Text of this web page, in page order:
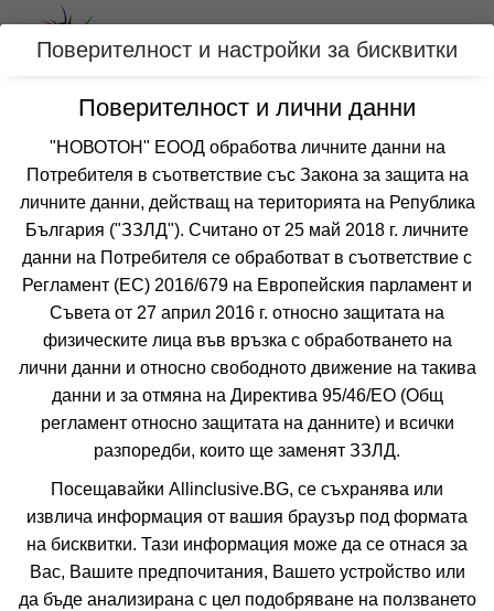
Вход
Категории
Оферти
Още курорти Филтри
 Сортирай по:
Покажи на картата
(от 0 мнения на клиенти)
цена от0.00 лв. /0.00 €
На изплащане с
Пълно описание на хотела
КАЛКУЛИРАЙ ЦЕНА
Поверителност и настройки за бисквитки
Поверителност и лични данни
"НОВОТОН" ЕООД обработва личните данни на
Потребителя в съответствие със Закона за защита на
личните данни, действащ на територията на Република
България ("ЗЗЛД"). Считано от 25 май 2018 г. личните
данни на Потребителя се обработват в съответствие с
Регламент (ЕС) 2016/679 на Европейския парламент и
Съвета от 27 април 2016 г. относно защитата на
физическите лица във връзка с обработването на
лични данни и относно свободното движение на такива
данни и за отмяна на Директива 95/46/EО (Общ
регламент относно защитата на данните) и всички
разпоредби, които ще заменят ЗЗЛД.
Посещавайки Allinclusive.BG, се съхранява или
извлича информация от вашия браузър под формата
на бисквитки. Тази информация може да се отнася за
Вас, Вашите предпочитания, Вашето устройство или
да бъде анализирана с цел подобряване на ползването